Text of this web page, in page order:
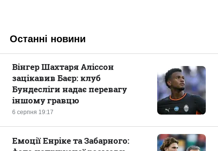
Останні новини
6 серпня 19:17
Вінгер Шахтаря Аліссон
зацікавив Баєр: клуб
Бундесліги надає перевагу
іншому гравцю
Емоції Енріке та Забарного: